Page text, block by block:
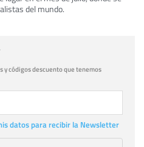
del mundo.
y códigos descuento que tenemos
datos para recibir la Newsletter